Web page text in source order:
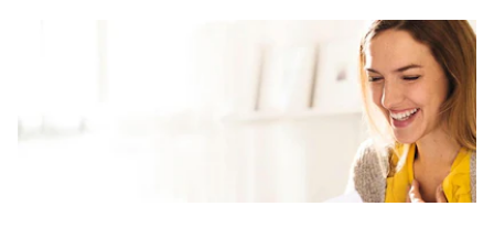
Weitere Informationen